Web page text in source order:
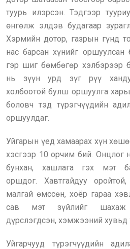
туурь илэрсэн. Тэдгээр
өнгөлж элдэв будагаар
Хэрмийн дотор, газрын гүнд
нас барсан хүнийг
гэр шиг бөмбөгөр хэлбэрээр
нь зүүн урд зүг рүү
холбоотой булш оршуулга
боловч тэд түрэгчүүдийн
оршуулдаг.
Уйгарын үед хамаарах хүн
хэсгээр 10 орчим бий. Онцлог
бунхан, хашлага гэх мэт
оршдог. Хавтгайдуу
малгай өмссөн, хоёр гараа
сав мэт зүйлийг шахаж
дүрслэгдсэн, хэмжээний хувьд
Уйгарчууд түрэгчүүдийн